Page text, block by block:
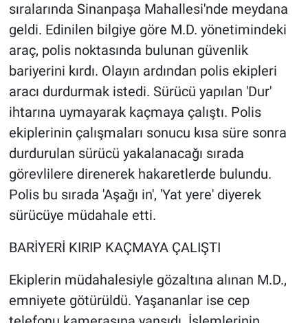
sıralarında Sinanpaşa Mahallesi'nde meydana
geldi. Edinilen bilgiye göre M.D. yönetimindeki
araç, polis noktasında bulunan güvenlik
bariyerini kırdı. Olayın ardından polis ekipleri
aracı durdurmak istedi. Sürücü yapılan 'Dur'
ihtarına uymayarak kaçmaya çalıştı. Polis
ekiplerinin çalışmaları sonucu kısa süre sonra
durdurulan sürücü yakalanacağı sırada
görevlilere direnerek hakaretlerde bulundu.
Polis bu sırada 'Aşağı in', 'Yat yere' diyerek
sürücüye müdahale etti.
BARİYERİ KIRIP KAÇMAYA ÇALIŞTI
Ekiplerin müdahalesiyle gözaltına alınan M.D.,
emniyete götürüldü. Yaşananlar ise cep